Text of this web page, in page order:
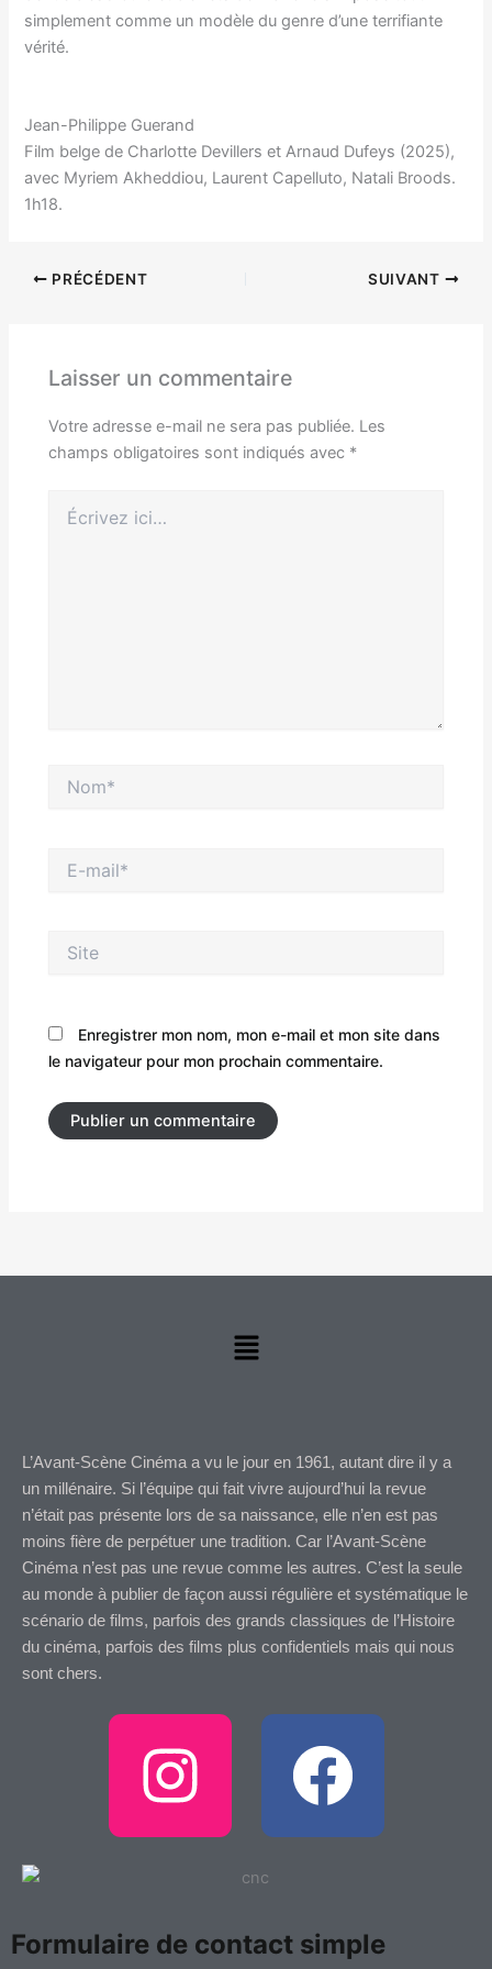
simplement comme un modèle du genre d’une terrifiante
vérité.
Jean-Philippe Guerand
Film belge de Charlotte Devillers et Arnaud Dufeys (2025),
avec Myriem Akheddiou, Laurent Capelluto, Natali Broods.
1h18.
PRÉCÉDENT SUIVANT
Laisser un commentaire
Votre adresse e-mail ne sera pas publiée. Les
champs obligatoires sont indiqués avec *
ici…
mail*
Enregistrer mon nom, mon e-mail et mon site dans
le navigateur pour mon prochain commentaire.
Menu
L’Avant-Scène Cinéma a vu le jour en 1961, autant dire il y a
un millénaire. Si l’équipe qui fait vivre aujourd’hui la revue
n’était pas présente lors de sa naissance, elle n’en est pas
moins fière de perpétuer une tradition. Car l’Avant-Scène
Cinéma n’est pas une revue comme les autres. C’est la seule
au monde à publier de façon aussi régulière et systématique le
scénario de films, parfois des grands classiques de l’Histoire
du cinéma, parfois des films plus confidentiels mais qui nous
sont chers.
I
n
t
F
a
e
Formulaire de contact simple